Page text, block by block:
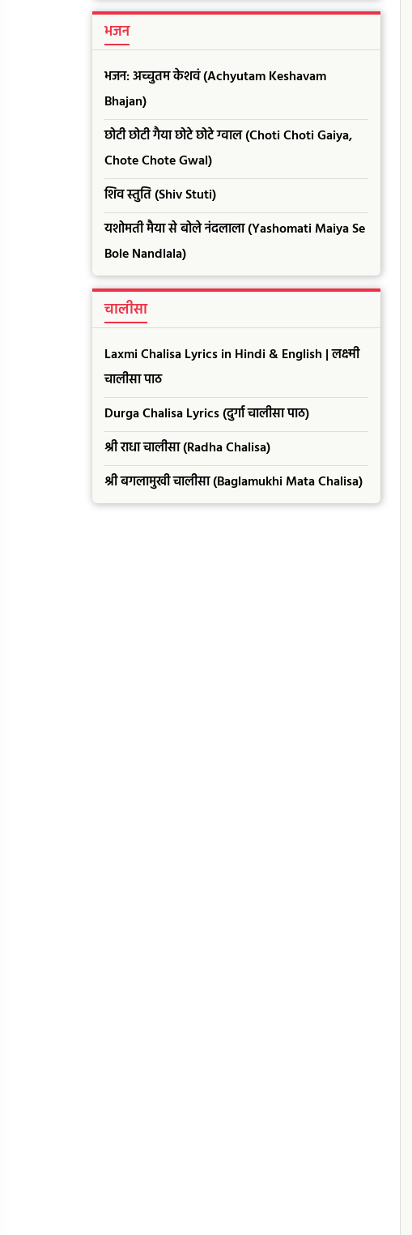
भजन
भजन: अच्चुतम केशवं (Achyutam Keshavam
Bhajan)
छोटी छोटी गैया छोटे छोटे ग्वाल (Choti Choti Gaiya,
Chote Chote Gwal)
शिव स्तुति (Shiv Stuti)
यशोमती मैया से बोले नंदलाला (Yashomati Maiya Se
Bole Nandlala)
चालीसा
Laxmi Chalisa Lyrics in Hindi & English | लक्ष्मी
चालीसा पाठ
Durga Chalisa Lyrics (दुर्गा चालीसा पाठ)
श्री राधा चालीसा (Radha Chalisa)
श्री बगलामुखी चालीसा (Baglamukhi Mata Chalisa)